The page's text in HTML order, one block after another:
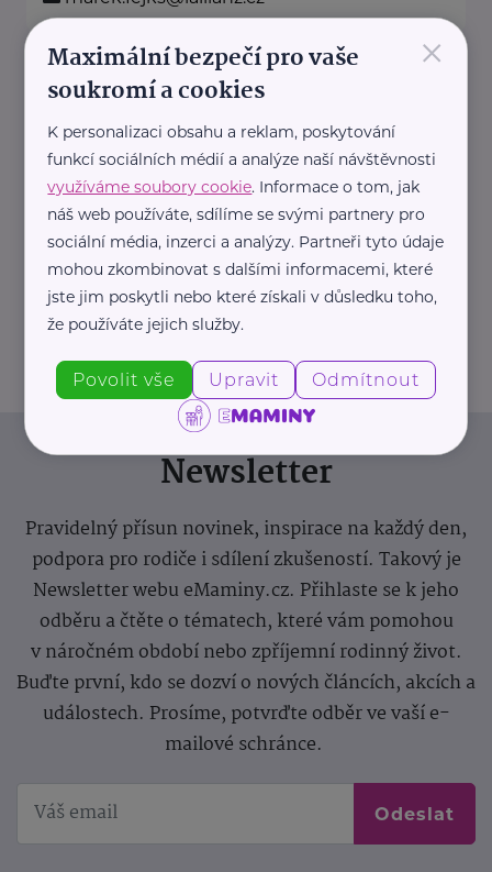
Allianz pojišťovna, a. s.
Na našich obchodních místech
najdete vždy profesionála, který
vám rád poradí a pomůže.
www.allianz.cz
+420 731 976 665
pavel.malek@iallianz.cz
Newsletter
Pravidelný přísun novinek, inspirace na každý den,
podpora pro rodiče i sdílení zkušeností. Takový je
Newsletter webu eMaminy.cz. Přihlaste se k jeho
odběru a čtěte o tématech, které vám pomohou
v náročném období nebo zpříjemní rodinný život.
Buďte první, kdo se dozví o nových článcích, akcích a
událostech. Prosíme, potvrďte odběr ve vaší e-
mailové schránce.
Odeslat
×
Maximální bezpečí pro vaše
soukromí a cookies
K personalizaci obsahu a reklam, poskytování
funkcí sociálních médií a analýze naší návštěvnosti
využíváme soubory cookie. Informace o tom, jak
náš web používáte, sdílíme se svými partnery pro
sociální média, inzerci a analýzy. Partneři tyto údaje
mohou zkombinovat s dalšími informacemi, které
jste jim poskytli nebo které získali v důsledku toho,
že používáte jejich služby.
Povolit vše Upravit Odmítnout